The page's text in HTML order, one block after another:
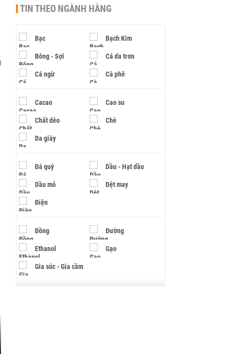
TIN THEO NGÀNH HÀNG
Bạc Bạch Kim
Bông - Sợi Cá da trơn
Cá ngừ Cà phê
Cacao Cao su
Chất dẻo Chè
Da giày
Đá quý Dầu - Hạt dầu
Dầu mỏ Dệt may
Điện
Đồng Đường
Ethanol Gạo
Gia súc - Gia cầm